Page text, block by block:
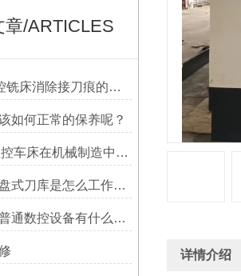
章/ARTICLES
XK7136数控铣床消除接刀痕的操作
如何正常的保养呢？
CK61100数控车床在机械制造中的实际表现
加工中心圆盘式刀库是怎么工作的？
四机机床和普通数控设备有什么区别？
详情介绍